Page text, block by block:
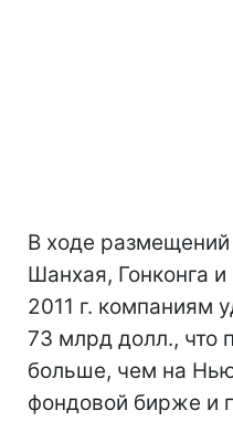
В ходе
Шанхая, Гонконга
2011 г. компаниям
73 млрд долл., что
больше, чем на
фондовой бирже и